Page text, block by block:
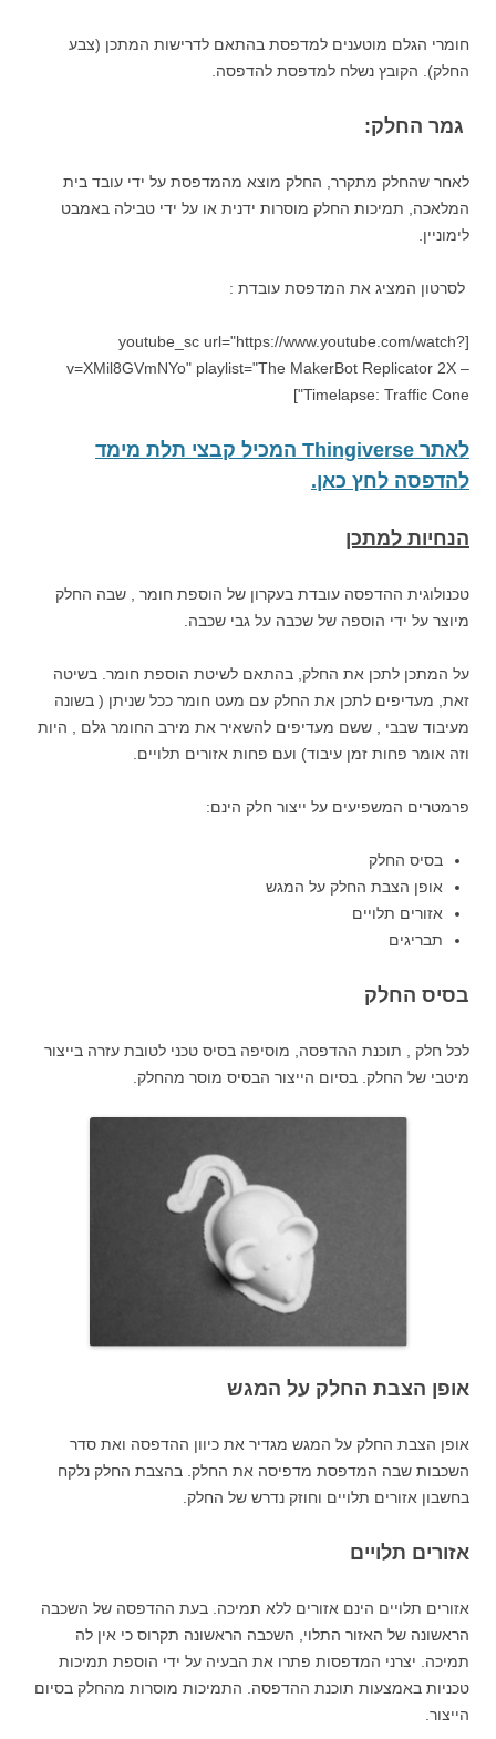
חומרי הגלם מוטענים למדפסת בהתאם לדרישות המתכן (צבע
החלק). הקובץ נשלח למדפסת להדפסה.
גמר החלק:
לאחר שהחלק מתקרר, החלק מוצא מהמדפסת על ידי עובד בית
המלאכה, תמיכות החלק מוסרות ידנית או על ידי טבילה באמבט
לימוניין.
לסרטון המציג את המדפסת עובדת :
[youtube_sc url="https://www.youtube.com/watch?
v=XMil8GVmNYo" playlist="The MakerBot Replicator 2X –
Timelapse: Traffic Cone"]
לאתר Thingiverse המכיל קבצי תלת מימד
להדפסה לחץ כאן.
הנחיות למתכן
טכנולוגית ההדפסה עובדת בעקרון של הוספת חומר , שבה החלק
מיוצר על ידי הוספה של שכבה על גבי שכבה.
על המתכן לתכן את החלק, בהתאם לשיטת הוספת חומר. בשיטה
זאת, מעדיפים לתכן את החלק עם מעט חומר ככל שניתן ( בשונה
מעיבוד שבבי , ששם מעדיפים להשאיר את מירב החומר גלם , היות
וזה אומר פחות זמן עיבוד) ועם פחות אזורים תלויים.
פרמטרים המשפיעים על ייצור חלק הינם:
בסיס החלק
אופן הצבת החלק על המגש
אזורים תלויים
תבריגים
בסיס החלק
לכל חלק , תוכנת ההדפסה, מוסיפה בסיס טכני לטובת עזרה בייצור
מיטבי של החלק. בסיום הייצור הבסיס מוסר מהחלק.
אופן הצבת החלק על המגש
אופן הצבת החלק על המגש מגדיר את כיוון ההדפסה ואת סדר
השכבות שבה המדפסת מדפיסה את החלק. בהצבת החלק נלקח
בחשבון אזורים תלויים וחוזק נדרש של החלק.
אזורים תלויים
אזורים תלויים הינם אזורים ללא תמיכה. בעת ההדפסה של השכבה
הראשונה של האזור התלוי, השכבה הראשונה תקרוס כי אין לה
תמיכה. יצרני המדפסות פתרו את הבעיה על ידי הוספת תמיכות
טכניות באמצעות תוכנת ההדפסה. התמיכות מוסרות מהחלק בסיום
הייצור.